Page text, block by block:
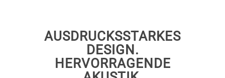
AUSDRUCKSSTARKES
DESIGN.
HERVORRAGENDE